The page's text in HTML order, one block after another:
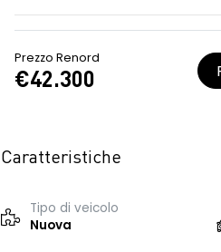
Prezzo Renord
€42.300
Caratteristiche
Tipo di veicolo
Nuova